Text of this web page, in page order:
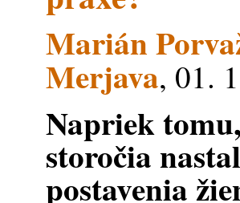
Marián
Merjava, 01.
Napriek
storočia
postavenia